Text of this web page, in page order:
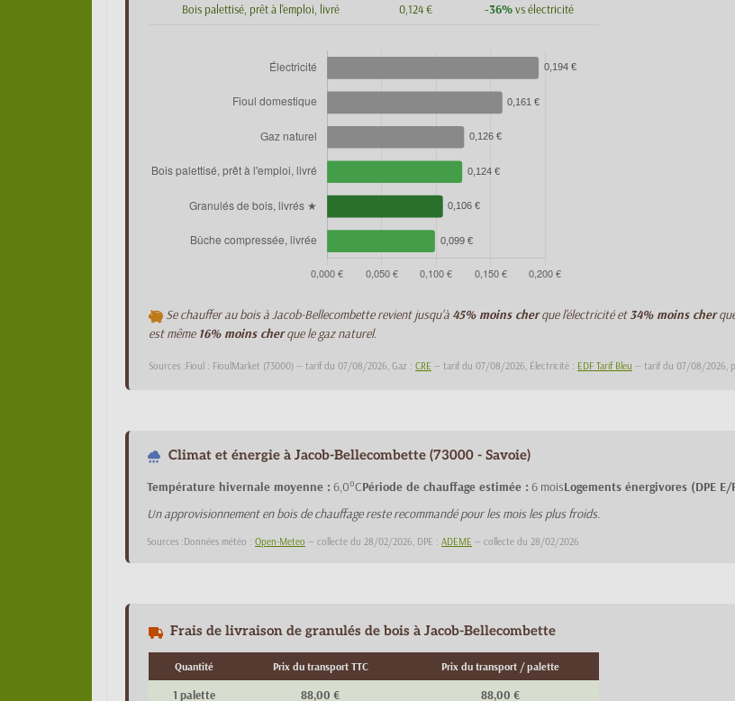
Bois palettisé, prêt à l'emploi, livré 0,124 € -36%vs électricité
Se chauffer au bois à Jacob-Bellecombette revient jusqu'à 45% moins cherque l'électricité et34% moins cher
est même 16% moins cherque le gaz naturel.
Sources :Fioul : FioulMarket (73000) — tarif du 07/08/2026, Gaz : CRE — tarif du 07/08/2026, Électricité : EDF Tarif Bleu — tarif du 07/08/2026,
Climat et énergie à Jacob-Bellecombette (73000 - Savoie)
Température hivernale moyenne : 6,0°CPériode de chauffage estimée : 6 moisLogements énergivores (DPE
Un approvisionnement en bois de chauffage reste recommandé pour les mois les plus froids.
Sources :Données météo : Open-Meteo — collecte du 28/02/2026, DPE : ADEME — collecte du 28/02/2026
Frais de livraison de granulés de bois à Jacob-Bellecombette
Quantité Prix du transport TTC Prix du transport / palette
1 palette 88,00 € 88,00 €